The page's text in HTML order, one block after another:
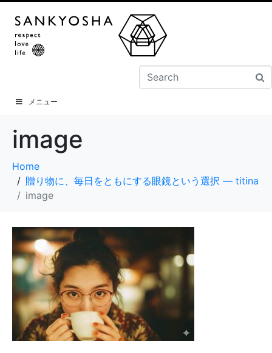
メニュー
image
Home
贈り物に、毎日をともにする眼鏡という選択 ― titina
image